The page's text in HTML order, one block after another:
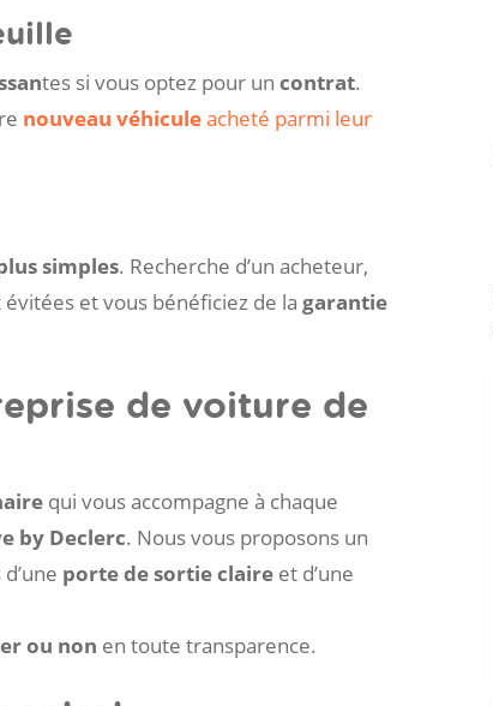
tes si vous optez pour un contrat.
nouveau véhiculeacheté parmi leur
simples. Recherche d’un acheteur,
et vous bénéficiez de la garantie
de voiture de
qui vous accompagne à chaque
by Declerc. Nous vous proposons un
porte de sortie claire et d’une
ou non en toute transparence.